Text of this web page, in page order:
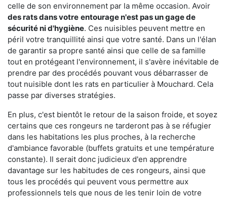
celle de son environnement par la même occasion. Avoir
des rats dans votre entourage n'est pas un gage de
sécurité ni d'hygiène. Ces nuisibles peuvent mettre en
péril votre tranquillité ainsi que votre santé. Dans un l'élan
de garantir sa propre santé ainsi que celle de sa famille
tout en protégeant l'environnement, il s'avère inévitable de
prendre par des procédés pouvant vous débarrasser de
tout nuisible dont les rats en particulier à Mouchard. Cela
passe par diverses stratégies.
En plus, c'est bientôt le retour de la saison froide, et soyez
certains que ces rongeurs ne tarderont pas à se réfugier
dans les habitations les plus proches, à la recherche
d'ambiance favorable (buffets gratuits et une température
constante). Il serait donc judicieux d'en apprendre
davantage sur les habitudes de ces rongeurs, ainsi que
tous les procédés qui peuvent vous permettre aux
professionnels tels que nous de les tenir loin de votre